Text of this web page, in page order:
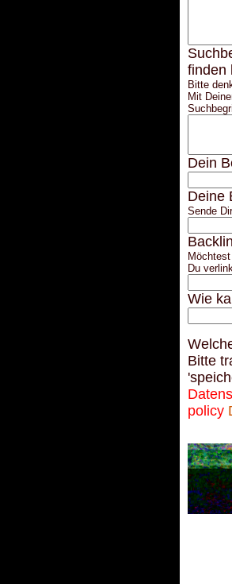
finden
Bitte
Mit
Dein
Deine
Sende
Du
Wie
Bitte
policy